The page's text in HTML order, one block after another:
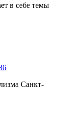
в себе темы
Санкт-